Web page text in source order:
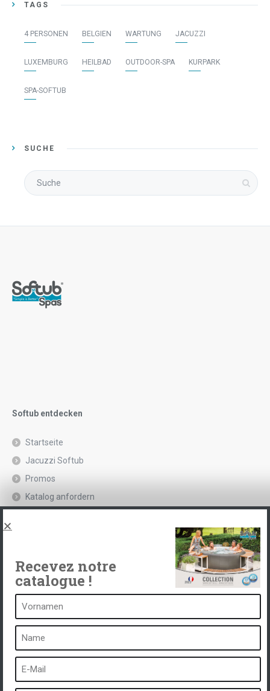
TAGS
4 PERSONEN BELGIEN WARTUNG JACUZZI
LUXEMBURG HEILBAD OUTDOOR-SPA KURPARK
SPA-SOFTUB
SUCHE
Softub entdecken
Startseite
Jacuzzi Softub
Promos
Katalog anfordern
Ein Spa ist ...
Was ist ein Heilbad?
Schaumbad
Recevez notre
catalogue !